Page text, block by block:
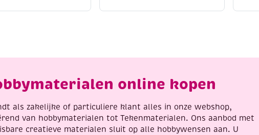
aantal
online kopen
als zakelijke of particuliere klant alles in onze webshop,
van hobbymaterialen tot Tekenmaterialen. Ons aanbod met
creatieve materialen sluit op alle hobbywensen aan. U